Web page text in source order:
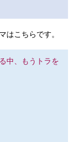
はこちらです。
中、もうトラを